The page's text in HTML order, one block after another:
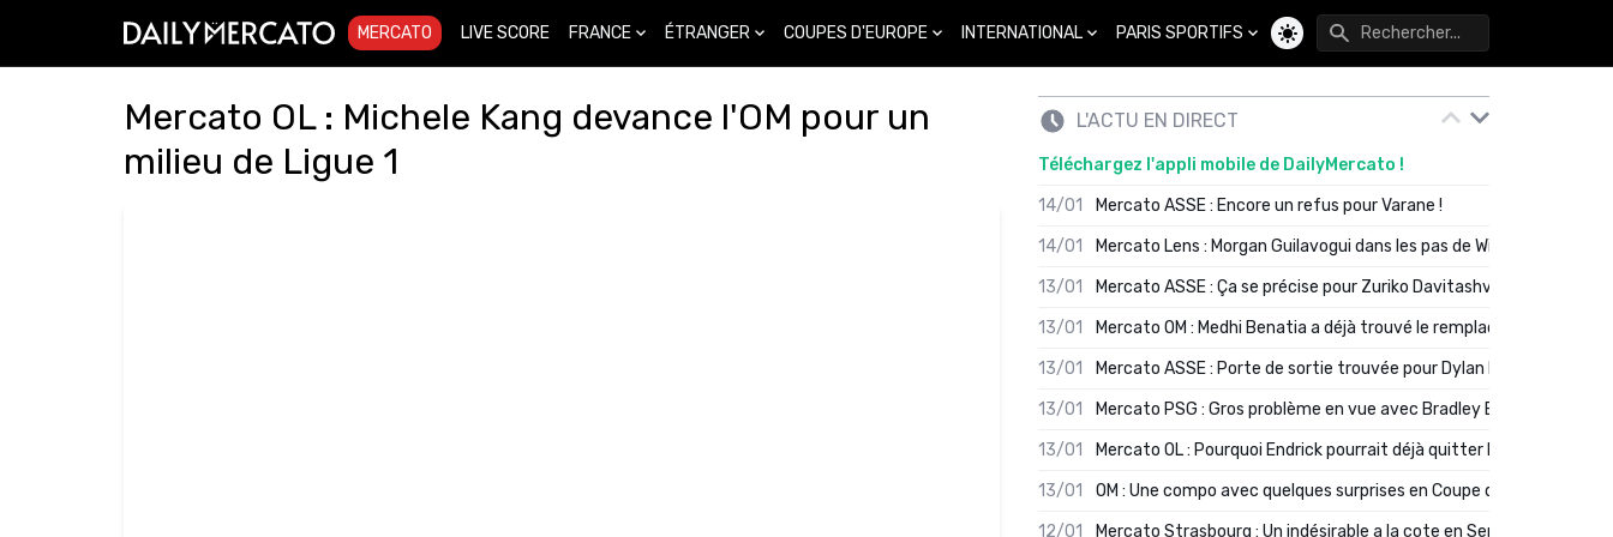
MERCATO LIVE SCORE FRANCE ÉTRANGER COUPES D'EUROPE INTERNATIONAL PARIS SPORTIFS
Changer de thème
Mercato OL : Michele Kang devance l'OM pour un
milieu de Ligue 1
L'ACTU EN DIRECT
Téléchargez l'appli mobile de DailyMercato !
14/01
Mercato ASSE : Encore un refus pour Varane !
14/01
Mercato Lens : Morgan Guilavogui dans les pas de Will Still ?
13/01
Mercato ASSE : Ça se précise pour Zuriko Davitashvili
13/01
Mercato OM : Medhi Benatia a déjà trouvé le remplaçant de Robinio
13/01
Mercato ASSE : Porte de sortie trouvée pour Dylan Batubinsika
13/01
Mercato PSG : Gros problème en vue avec Bradley Barcola ?
13/01
Mercato OL : Pourquoi Endrick pourrait déjà quitter Lyon en janvier
13/01
OM : Une compo avec quelques surprises en Coupe de France
12/01
Mercato Strasbourg : Un indésirable a la cote en Serie A